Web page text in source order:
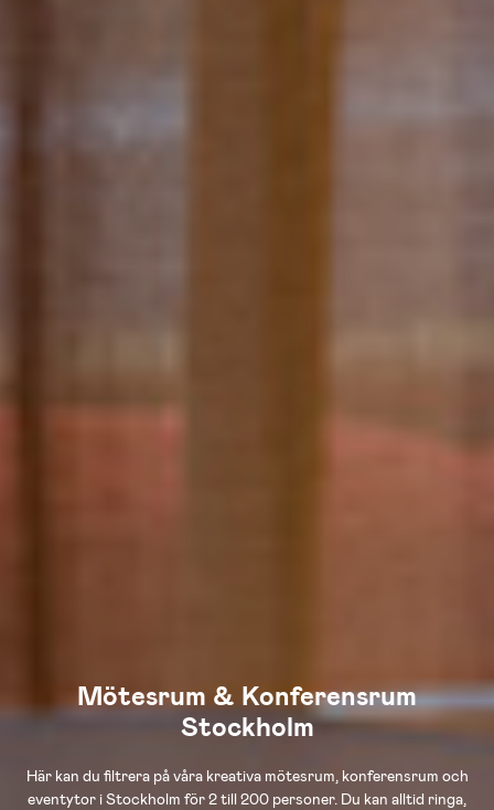
Mötesrum & Konferensrum
Stockholm
Här kan du filtrera på våra kreativa mötesrum, konferensrum och
eventytor i Stockholm för 2 till 200 personer. Du kan alltid ringa,